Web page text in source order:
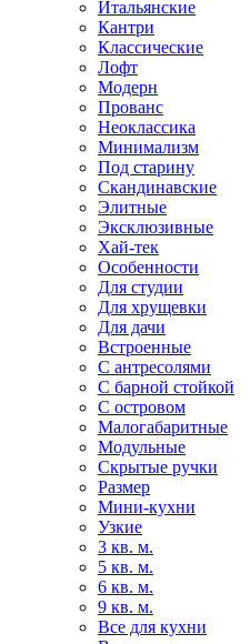
Итальянские
Кантри
Классические
Лофт
Модерн
Прованс
Неоклассика
Минимализм
Под старину
Скандинавские
Элитные
Эксклюзивные
Хай-тек
Особенности
Для студии
Для хрущевки
Для дачи
Встроенные
С антресолями
С барной стойкой
С островом
Малогабаритные
Модульные
Скрытые ручки
Размер
Мини-кухни
Узкие
3 кв. м.
5 кв. м.
6 кв. м.
9 кв. м.
Все для кухни